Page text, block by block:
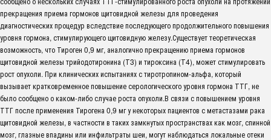
прекращения приема гормонов щитовидной железы для проведения
диагностических процедур вследствие последующего продолжительного повышения
уровня гормона, стимулирующего щитовидную железу.Существует теоретическая
возможность, что Тироген 0,9 мг, аналогично прекращению приема гормонов
щитовидной железы трийодотиронина (Т3) и тироксина (Т4), может стимулировать
рост опухоли. При клинических испытаниях с тиротропином-альфа, который
вызывает кратковременное повышение серологического уровня гормона ТТГ, не
было сообщено о каком-либо случае роста опухоли.В связи с повышением уровня
ТТГ после применения Тирогена 0,9 мг у некоторых пациентов с метастазами рака
щитовидной железы, в частности в таких замкнутых пространствах как мозг, спинной
мозг, глазные впадины или инфильтраты шеи, могут наблюдаться локальные отеки